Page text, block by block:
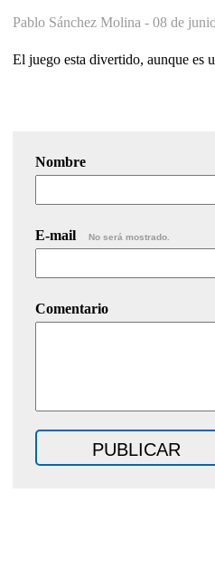
Pablo Sánchez Molina - 08 de
El juego esta divertido, aunque es
Nombre
E-mail No será mostrado.
Comentario